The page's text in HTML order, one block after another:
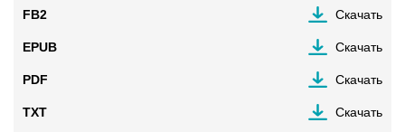
FB2 Скачать
EPUB Скачать
PDF Скачать
TXT Скачать